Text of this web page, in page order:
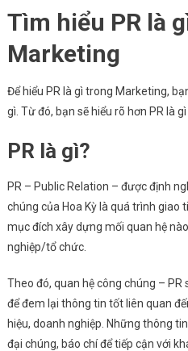
Tìm hiểu PR là
Marketing
Để hiểu PR là gì trong Marketing,
gì. Từ đó, bạn sẽ hiểu rõ hơn PR là
PR là gì?
PR – Public Relation – được định
chúng của Hoa Kỳ là quá trình giao
mục đích xây dựng mối quan hệ
nghiệp/tổ chức.
Theo đó, quan hệ công chúng –
để đem lại thông tin tốt liên quan
hiệu, doanh nghiệp. Những thông
đại chúng, báo chí để tiếp cận với